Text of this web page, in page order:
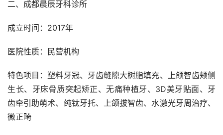
二、成都晨辰牙科诊所
成立时间：2017年
医院性质：民营机构
特色项目：塑料牙冠、牙齿缝隙大树脂填充、上颌智齿颊侧
生长、牙床骨质突起矫正、无痛种植牙、3D美牙贴面、牙
齿牵引助萌术、纯钛牙托、上颌拔智齿、水激光牙周治疗、
微正畸